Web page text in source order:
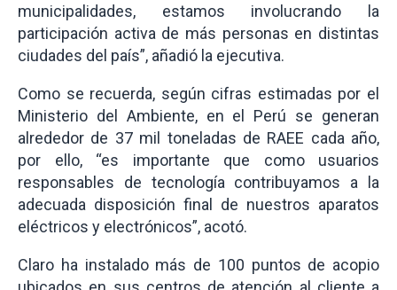
municipalidades, estamos involucrando la
participación activa de más personas en distintas
ciudades del país”, añadió la ejecutiva.
Como se recuerda, según cifras estimadas por el
Ministerio del Ambiente, en el Perú se generan
alrededor de 37 mil toneladas de RAEE cada año,
por ello, “es importante que como usuarios
responsables de tecnología contribuyamos a la
adecuada disposición final de nuestros aparatos
eléctricos y electrónicos”, acotó.
Claro ha instalado más de 100 puntos de acopio